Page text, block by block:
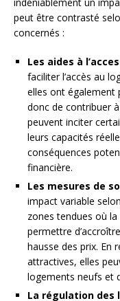
peut être contrasté
concernés :
Les aides à
faciliter l’accès au
elles ont également
donc de contribuer
peuvent inciter
leurs capacités
conséquences
financière.
Les mesures de
impact variable
zones tendues où
permettre
hausse des prix. En
attractives, elles
logements neufs et
La régulation des